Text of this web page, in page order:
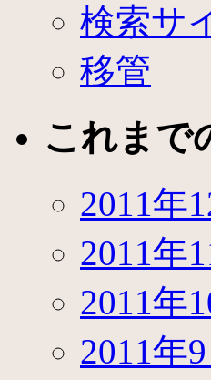
検索サ
移管
これまで
2011年
2011年
2011年
2011年9